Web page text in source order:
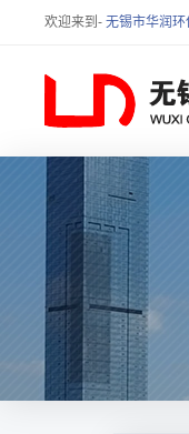
欢迎来到- 无锡市华润环